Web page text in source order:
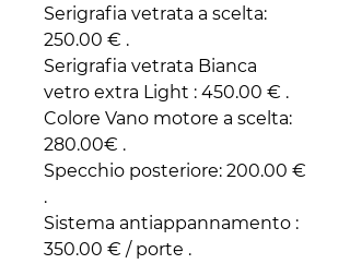
Serigrafia vetrata a scelta:
250.00 € .
Serigrafia vetrata Bianca
vetro extra Light : 450.00 € .
Colore Vano motore a scelta:
280.00€ .
Specchio posteriore: 200.00 €
.
Sistema antiappannamento :
350.00 € / porte .